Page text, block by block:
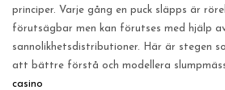
principer. Varje gång en puck släpps är
förutsägbar men kan förutses med hjälp
sannolikhetsdistributioner. Här är stegen
att bättre förstå och modellera
casino